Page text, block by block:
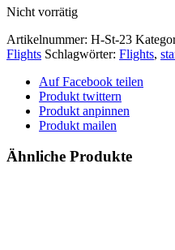
Nicht vorrätig
Artikelnummer: H-St-23
Flights Schlagwörter: Flights,
Auf Facebook teilen
Produkt twittern
Produkt anpinnen
Produkt mailen
Ähnliche Produkte